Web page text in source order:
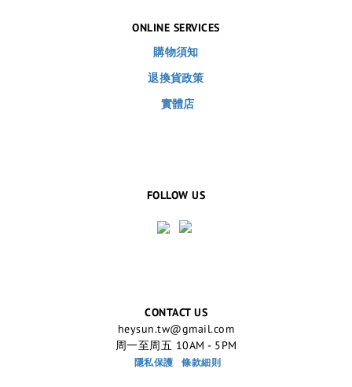
ONLINE SERVICES
購物須知
退換貨政策
實體店
FOLLOW US
CONTACT US
heysun.tw@gmail.com
周一至周五 10AM - 5PM
隱私保護 條款細則